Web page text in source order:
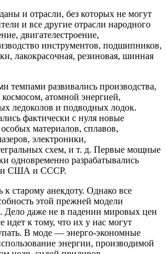
и отрасли, без которых не могут
и все другие отрасли народного
двигателестроение,
инструментов, подшипников,
лакокрасочная, резиновая, шинная
темпами развивались производства,
атомной энергией,
ледоколов и подводных лодок.
фактически с нуля новые
материалов, сплавов,
электроники,
схем, и т. д. Первые мощные
одновременно разрабатывались
США и СССР.
старому анекдоту. Однако все
этой прежней модели
Дело даже не в падении мировых цен
идет к тому, что их у нас могут
В моде — энерго-экономные
энергии, производимой